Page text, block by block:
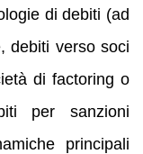
di debiti (ad
debiti verso soci
di factoring o
per sanzioni
principali